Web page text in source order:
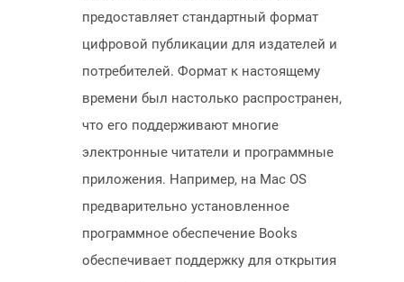
предоставляет стандартный формат
цифровой публикации для издателей и
потребителей. Формат к настоящему
времени был настолько распространен,
что его поддерживают многие
электронные читатели и программные
приложения. Например, на Mac OS
предварительно установленное
программное обеспечение Books
обеспечивает поддержку для открытия